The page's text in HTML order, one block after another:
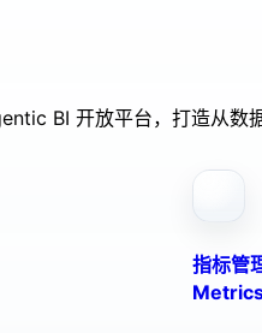
BI 开放平台，打造从数
指标管